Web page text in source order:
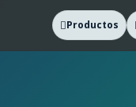
Productos